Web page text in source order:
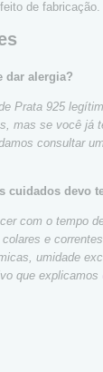
de fabricação.
dar alergia?
Prata 925
mas se você já
consultar
cuidados devo
com o tempo
e
umidade
que explicamos